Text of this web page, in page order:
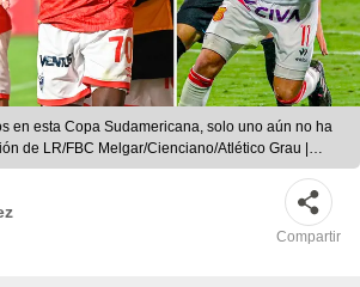
en esta Copa Sudamericana, solo uno aún no ha
de LR/FBC Melgar/Cienciano/Atlético Grau |
FBC Melgar/Cienciano/Atlético Grau
Compartir